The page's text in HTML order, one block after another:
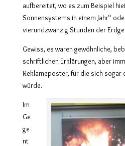
aufbereitet, wo es zum Beispiel
Sonnensystems in einem Jahr“
vierundzwanzig Stunden der
Gewiss, es waren gewöhnliche,
schriftlichen Erklärungen, aber
Reklameposter, für die sich sogar
würde.
Im
Ge
ge
nt